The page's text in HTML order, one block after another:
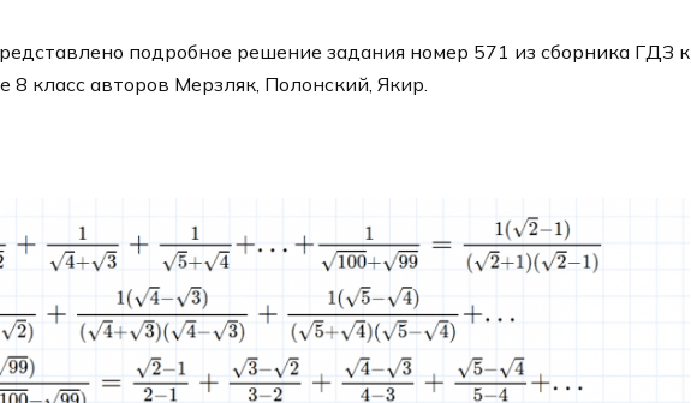
подробное решение задания номер 571 из сборника ГДЗ к
8 класс авторов Мерзляк, Полонский, Якир.